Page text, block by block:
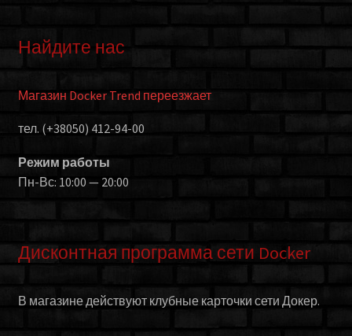
Найдите нас
Магазин Docker Trend переезжает
тел. (+38050) 412-94-00
Режим работы
Пн-Вс: 10:00 — 20:00
Дисконтная программа сети Docker
В магазине действуют клубные карточки сети Докер.